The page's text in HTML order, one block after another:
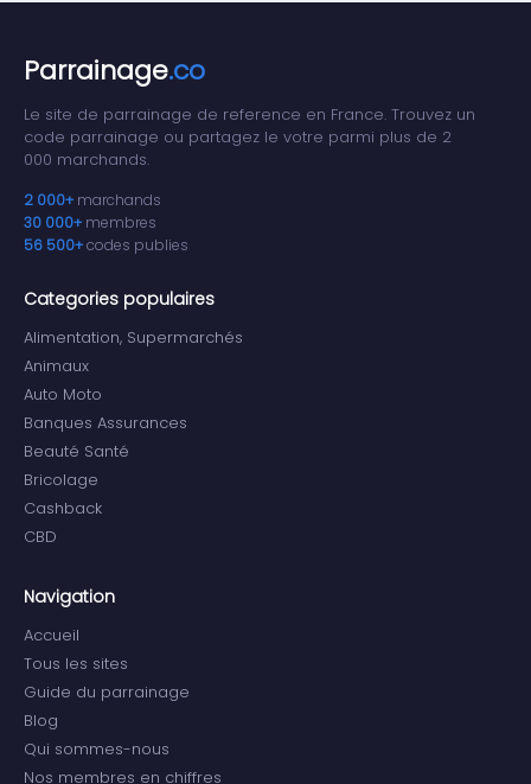
Parrainage.co
Le site de parrainage de reference en France. Trouvez un
code parrainage ou partagez le votre parmi plus de 2
000 marchands.
2 000+ marchands
30 000+ membres
56 500+codes publies
Categories populaires
Alimentation, Supermarchés
Animaux
Auto Moto
Banques Assurances
Beauté Santé
Bricolage
Cashback
CBD
Navigation
Accueil
Tous les sites
Guide du parrainage
Blog
Qui sommes-nous
Nos membres en chiffres